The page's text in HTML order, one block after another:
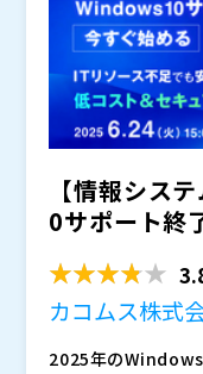
マジセミ株式会社
※共催、協賛、協
れる可能性があり
【情報シス
0サポート終
カコムス株式
2025年の